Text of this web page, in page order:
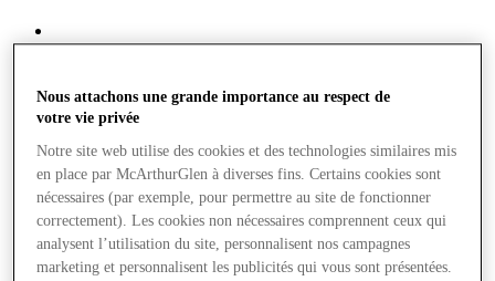
Stores
Nous attachons une grande importance au respect de
votre vie privée
Notre site web utilise des cookies et des technologies similaires mis
en place par McArthurGlen à diverses fins. Certains cookies sont
nécessaires (par exemple, pour permettre au site de fonctionner
correctement). Les cookies non nécessaires comprennent ceux qui
analysent l’utilisation du site, personnalisent nos campagnes
marketing et personnalisent les publicités qui vous sont présentées.